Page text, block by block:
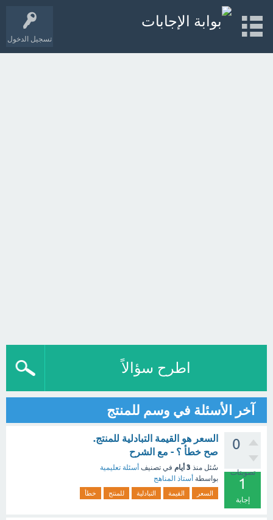
تسجيل الدخول
اطرح سؤالاً
آخر الأسئلة في وسم للمنتج
0
تصويتات
1
إجابة
السعر هو القيمة التبادلية للمنتج.
صح خطأ ؟ - مع الشرح
سُئل منذ 3 أيام في تصنيف أسئلة تعليمية
بواسطة أستاذ المناهج
السعر القيمة التبادلية للمنتج خطأ